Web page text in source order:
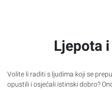
Ljepota
Volite li raditi s ljudima koji se
opustili i osjećali istinski dobro?